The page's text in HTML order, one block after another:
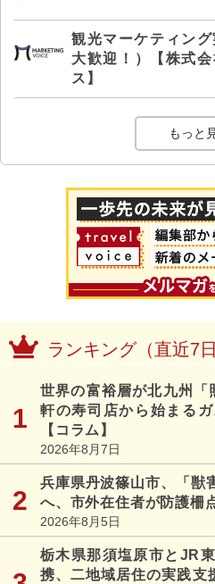
観光マーケティン
大歓迎！）【株式
ス】
もっと
ランキング（直近7日
世界の富裕層が北九州「
軒の寿司店から始まる
【コラム】
2026年8月7日
兵庫県丹波篠山市、「獣
へ、市外在住者が防護柵
2026年8月5日
栃木県那須塩原市とJR
携、二地域居住の実践